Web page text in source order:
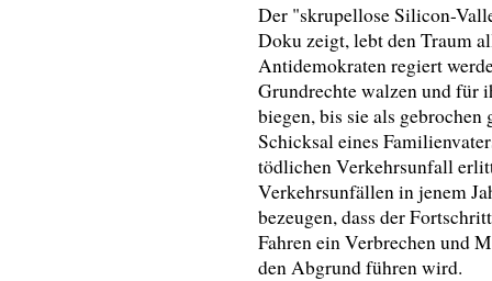
Der "skrupellose Silicon-
Doku zeigt, lebt den Traum
Antidemokraten regiert
Grundrechte walzen und für
biegen, bis sie als
Schicksal eines
tödlichen Verkehrsunfall
Verkehrsunfällen in jenem
bezeugen, dass der
Fahren ein Verbrechen und
den Abgrund führen wird.